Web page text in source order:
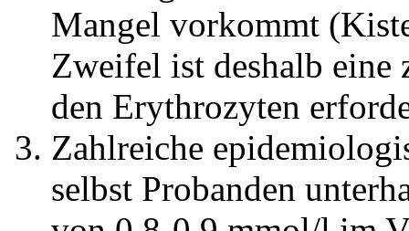
Mangel vorkommt
Zweifel ist deshalb
den Erythrozyten
Zahlreiche
selbst Probanden